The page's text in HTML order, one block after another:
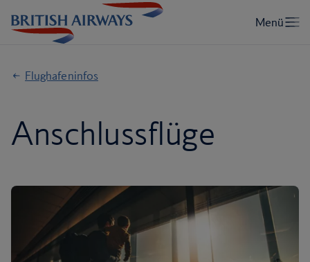
Flughafeninfos
Anschlussflüge